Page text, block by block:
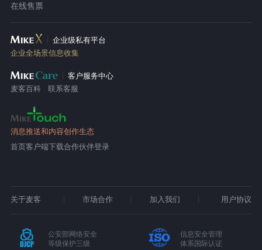
在线售票
企业级私有平台
企业全场景信息收集
客户服务中心
麦客百科
联系客服
消息推送和内容创作生态
首页客户端下载合作伙伴登录
关于麦客 市场合作 加入我们 用户协议
公安部网络安全
等级保护三级
信息安全管理
体系国际认证